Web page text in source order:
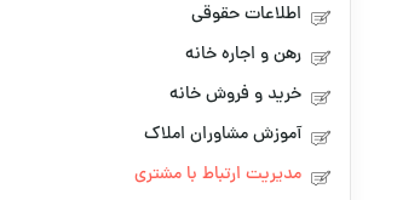
اطلاعات حقوقی
رهن و اجاره خانه
خرید و فروش خانه
آموزش مشاوران املاک
مدیریت ارتباط با مشتری